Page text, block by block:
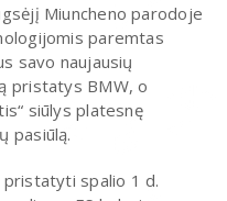
Miuncheno parodoje
paremtas
savo naujausių
pristatys BMW, o
siūlys platesnę
pasiūlą.
pristatyti spalio 1 d.